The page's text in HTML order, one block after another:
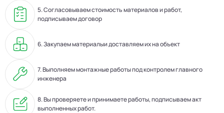
5. Согласовываем стоимость материалов и работ,
подписываем договор
6. Закупаем материалыи доставляем их на объект
7. Выполняем монтажные работы под контролем главного
инженера
8. Вы проверяете и принимаете работы, подписываем акт
выполненных работ.